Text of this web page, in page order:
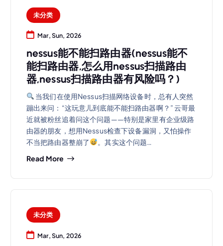
未分类
Mar, Sun, 2026
nessus能不能扫路由器(nessus能不
能扫路由器,怎么用nessus扫描路由
器,nessus扫描路由器有风险吗？)
当我们在使用Nessus扫描网络设备时，总有人突然
蹦出来问：“这玩意儿到底能不能扫路由器啊？” 云哥最
近就被粉丝追着问这个问题——特别是家里有企业级路
由器的朋友，想用Nessus检查下设备漏洞，又怕操作
不当把路由器整崩了
。其实这个问题…
Read More
未分类
Mar, Sun, 2026